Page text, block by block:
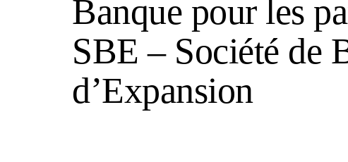
Banque pour les
SBE – Société de
d’Expansion